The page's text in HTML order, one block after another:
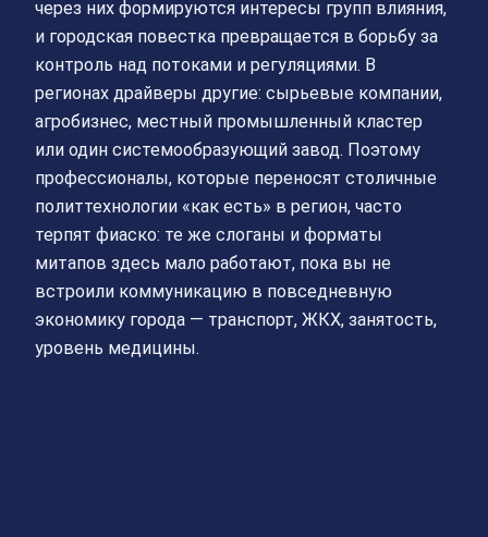
через них формируются интересы групп влияния,
и городская повестка превращается в борьбу за
контроль над потоками и регуляциями. В
регионах драйверы другие: сырьевые компании,
агробизнес, местный промышленный кластер
или один системообразующий завод. Поэтому
профессионалы, которые переносят столичные
политтехнологии «как есть» в регион, часто
терпят фиаско: те же слоганы и форматы
митапов здесь мало работают, пока вы не
встроили коммуникацию в повседневную
экономику города — транспорт, ЖКХ, занятость,
уровень медицины.